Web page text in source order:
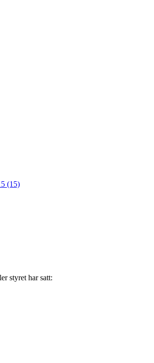
(15)
styret har satt: